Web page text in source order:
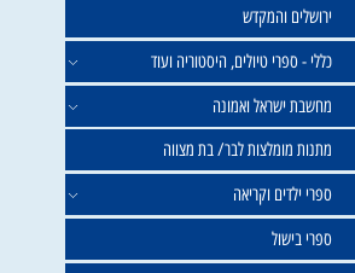
והמקדש
טיולים, היסטוריה ועוד
ואמונה
לבר/ בת מצווה
וקריאה